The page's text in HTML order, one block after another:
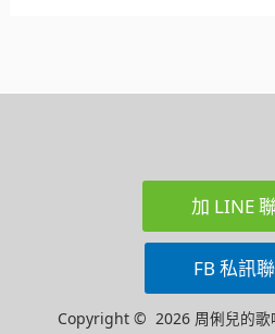
加 LINE
FB 私訊
Copyright © 2026 周俐兒的歌